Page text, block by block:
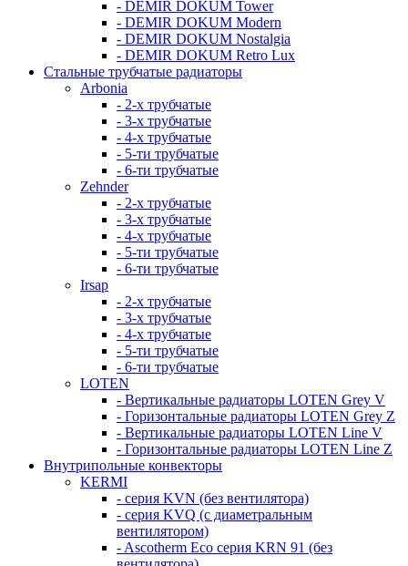
- DEMIR DOKUM Tower
- DEMIR DOKUM Modern
- DEMIR DOKUM Nostalgia
- DEMIR DOKUM Retro Lux
Стальные трубчатые радиаторы
Arbonia
- 2-х трубчатые
- 3-х трубчатые
- 4-х трубчатые
- 5-ти трубчатые
- 6-ти трубчатые
Zehnder
- 2-х трубчатые
- 3-х трубчатые
- 4-х трубчатые
- 5-ти трубчатые
- 6-ти трубчатые
Irsap
- 2-х трубчатые
- 3-х трубчатые
- 4-х трубчатые
- 5-ти трубчатые
- 6-ти трубчатые
LOTEN
- Вертикальные радиаторы LOTEN Grey V
- Горизонтальные радиаторы LOTEN Grey Z
- Вертикальные радиаторы LOTEN Line V
- Горизонтальные радиаторы LOTEN Line Z
Внутрипольные конвекторы
KERMI
- серия KVN (без вентилятора)
- серия KVQ (с диаметральным
вентилятором)
- Ascotherm Eco серия KRN 91 (без